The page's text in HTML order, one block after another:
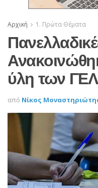
Αρχική 1. Πρώτα Θέματα
ύλη των ΓΕΛ
από Νίκος